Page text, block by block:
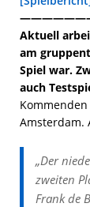
Aktuell
am
Spiel war.
auch
Amsterdam.
„Der
zweiten
Frank de